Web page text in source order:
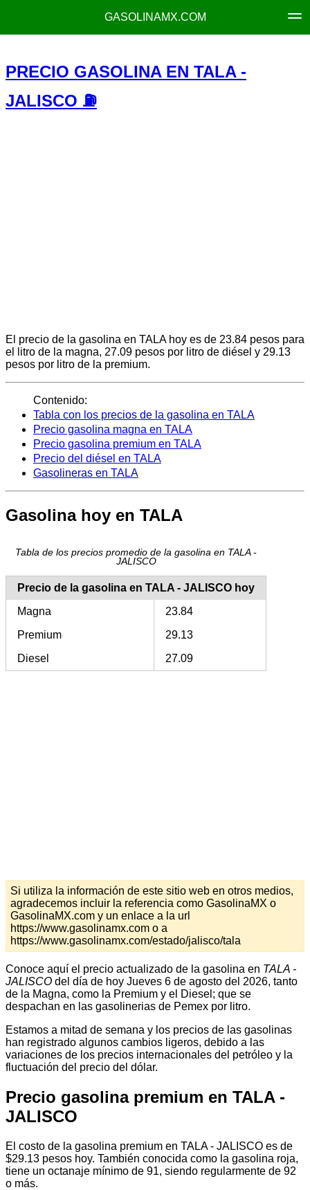
GASOLINAMX.COM
PRECIO GASOLINA EN TALA -
JALISCO ⛽
El precio de la gasolina en TALA hoy es de 23.84 pesos para
el litro de la magna, 27.09 pesos por litro de diésel y 29.13
pesos por litro de la premium.
Contenido:
Tabla con los precios de la gasolina en TALA
Precio gasolina magna en TALA
Precio gasolina premium en TALA
Precio del diésel en TALA
Gasolineras en TALA
Gasolina hoy en TALA
Tabla de los precios promedio de la gasolina en TALA -
JALISCO
Precio de la gasolina en TALA - JALISCO hoy
Magna
23.84
Premium
29.13
Diesel
27.09
Si utiliza la información de este sitio web en otros medios,
agradecemos incluir la referencia como GasolinaMX o
GasolinaMX.com y un enlace a la url
https://www.gasolinamx.com o a
https://www.gasolinamx.com/estado/jalisco/tala
Conoce aquí el precio actualizado de la gasolina en TALA -
JALISCO del día de hoy Jueves 6 de agosto del 2026, tanto
de la Magna, como la Premium y el Diesel; que se
despachan en las gasolinerias de Pemex por litro.
Estamos a mitad de semana y los precios de las gasolinas
han registrado algunos cambios ligeros, debido a las
variaciones de los precios internacionales del petróleo y la
fluctuación del precio del dólar.
Precio gasolina premium en TALA -
JALISCO
El costo de la gasolina premium en TALA - JALISCO es de
$29.13 pesos hoy. También conocida como la gasolina roja,
tiene un octanaje mínimo de 91, siendo regularmente de 92
o más.